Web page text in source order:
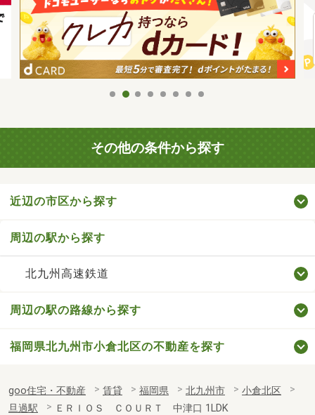
その他の条件から探す
近辺の市区から探す
周辺の駅から探す
北九州高速鉄道
周辺の駅の路線から探す
福岡県北九州市小倉北区の不動産を探す
goo住宅・不動産 賃貸 福岡県 北九州市
小倉北区
旦過駅
ＥＲＩＯＳ ＣＯＵＲＴ 中津口 1LDK